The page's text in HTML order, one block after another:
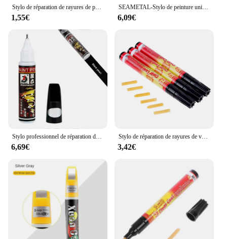
Stylo de réparation de rayures de peinture de voiture, stylo de retouche de document universel, perle blanche, dissolvant noir, accessoires
1,55€
SEAMETAL-Stylo de peinture universel pour réparation de rayures de voiture, imperméable, peinture de réparation de couche automatique, stylos d'entretien, enlèvement des rayures, accessoires de voiture
6,09€
Stylo professionnel de réparation de degré d'eau de peinture de voiture, outils de finition de peinture, dissolvant de rayures transparentes, étanche, non cubique en continu
6,69€
Stylo de réparation de rayures de voiture, pinceau de peinture de voiture, stylo de réparation de rayures de porte de carrosserie, manteau transparent, stylo de réparation de style de lavage de voiture
3,42€